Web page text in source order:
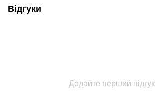
Відгуки
Додайте перший відгук